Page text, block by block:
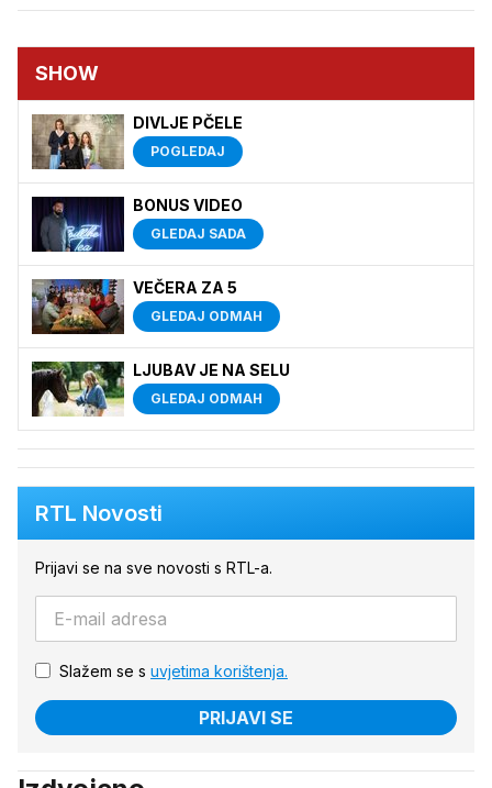
SHOW
DIVLJE PČELE
POGLEDAJ
BONUS VIDEO
GLEDAJ SADA
VEČERA ZA 5
GLEDAJ ODMAH
LJUBAV JE NA SELU
GLEDAJ ODMAH
RTL Novosti
Prijavi se na sve novosti s RTL-a.
Slažem se s uvjetima korištenja.
PRIJAVI SE